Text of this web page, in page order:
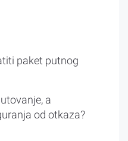
paket putnog
a
od otkaza?